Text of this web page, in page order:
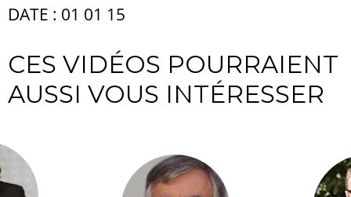
DATE : 01 01 15
CES VIDÉOS POURRAIENT
AUSSI VOUS INTÉRESSER